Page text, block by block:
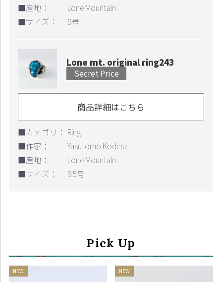
■産地：
Lone Mountain
■サイズ：
9号
Lone mt. original ring243
Secret Price
商品詳細はこちら
■カテゴリ： Ring
■作家：
Yasutomo Kodera
■産地：
Lone Mountain
■サイズ：
9.5号
Pick Up